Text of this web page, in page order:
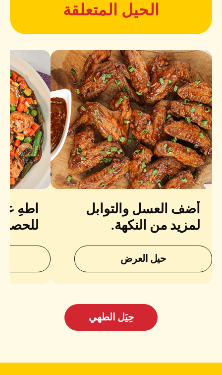
الحيل المتعلقة
أضف العسل والتوابل
لمزيد من النكهة.
حيل العرض
اطهِ
حِيَل الطهي